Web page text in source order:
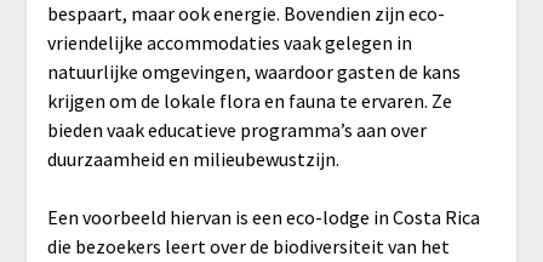
bespaart, maar ook energie. Bovendien zijn eco-
vriendelijke accommodaties vaak gelegen in
natuurlijke omgevingen, waardoor gasten de kans
krijgen om de lokale flora en fauna te ervaren. Ze
bieden vaak educatieve programma’s aan over
duurzaamheid en milieubewustzijn.
Een voorbeeld hiervan is een eco-lodge in Costa Rica
die bezoekers leert over de biodiversiteit van het